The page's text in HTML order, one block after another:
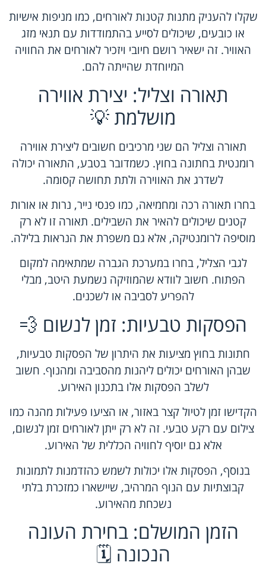
שקלו להעניק מתנות קטנות לאורחים, כמו מניפות אישיות
או כובעים, שיכולים לסייע בהתמודדות עם תנאי מזג
האוויר. זה ישאיר רושם חיובי ויזכיר לאורחים את החוויה
המיוחדת שהייתה להם.
תאורה וצליל: יצירת אווירה
מושלמת 💡
תאורה וצליל הם שני מרכיבים חשובים ליצירת אווירה
רומנטית בחתונה בחוץ. כשמדובר בטבע, התאורה יכולה
לשדרג את האווירה ולתת תחושה קסומה.
בחרו תאורה רכה ומחמיאה, כמו פנסי נייר, נרות או אורות
קטנים שיכולים להאיר את השבילים. תאורה זו לא רק
מוסיפה לרומנטיקה, אלא גם משפרת את הנראות בלילה.
לגבי הצליל, בחרו במערכת הגברה שמתאימה למקום
הפתוח. חשוב לוודא שהמוזיקה נשמעת היטב, מבלי
להפריע לסביבה או לשכנים.
הפסקות טבעיות: זמן לנשום 💨
חתונות בחוץ מציעות את היתרון של הפסקות טבעיות,
שבהן האורחים יכולים ליהנות מהסביבה ומהנוף. חשוב
לשלב הפסקות אלו בתכנון האירוע.
הקדישו זמן לטיול קצר באזור, או הציעו פעילות מהנה כמו
צילום עם רקע טבעי. זה לא רק ייתן לאורחים זמן לנשום,
אלא גם יוסיף לחוויה הכללית של האירוע.
בנוסף, הפסקות אלו יכולות לשמש כהזדמנות לתמונות
קבוצתיות עם הנוף המרהיב, שיישארו כמזכרת בלתי
נשכחת מהאירוע.
הזמן המושלם: בחירת העונה
הנכונה 🗓️